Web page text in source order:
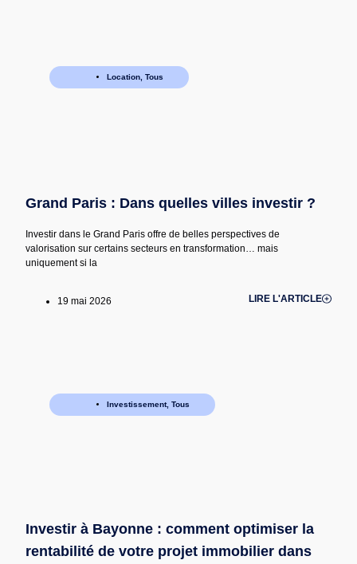
Location, Tous
Grand Paris : Dans quelles villes investir ?
Investir dans le Grand Paris offre de belles perspectives de
valorisation sur certains secteurs en transformation… mais
uniquement si la
19 mai 2026 LIRE L'ARTICLE
Investissement, Tous
Investir à Bayonne : comment optimiser la
rentabilité de votre projet immobilier dans